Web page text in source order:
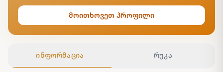
მოითხოვეთ პროფილი
ინფორმაცია რუკა